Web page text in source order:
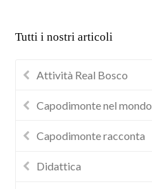
Tutti i nostri articoli
Attività Real Bosco
Capodimonte nel mondo
Capodimonte racconta
Didattica